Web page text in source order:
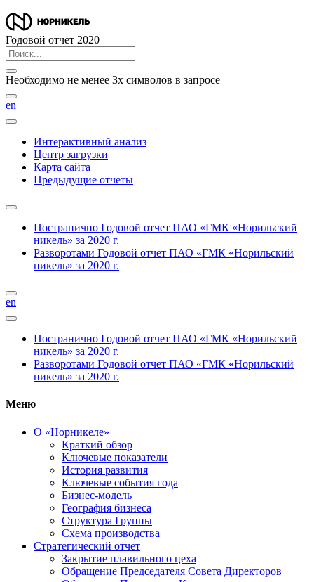
Годовой отчет 2020
Необходимо не менее 3х символов в запросе
en
Интерактивный анализ
Центр загрузки
Карта сайта
Предыдущие отчеты
Постранично Годовой отчет ПАО «ГМК «Норильский
никель» за 2020 г.
Разворотами Годовой отчет ПАО «ГМК «Норильский
никель» за 2020 г.
en
Постранично Годовой отчет ПАО «ГМК «Норильский
никель» за 2020 г.
Разворотами Годовой отчет ПАО «ГМК «Норильский
никель» за 2020 г.
Меню
О «Норникеле»
Краткий обзор
Ключевые показатели
История развития
Ключевые события года
Бизнес-модель
География бизнеса
Структура Группы
Схема производства
Стратегический отчет
Закрытие плавильного цеха
Обращение Председателя Совета Директоров